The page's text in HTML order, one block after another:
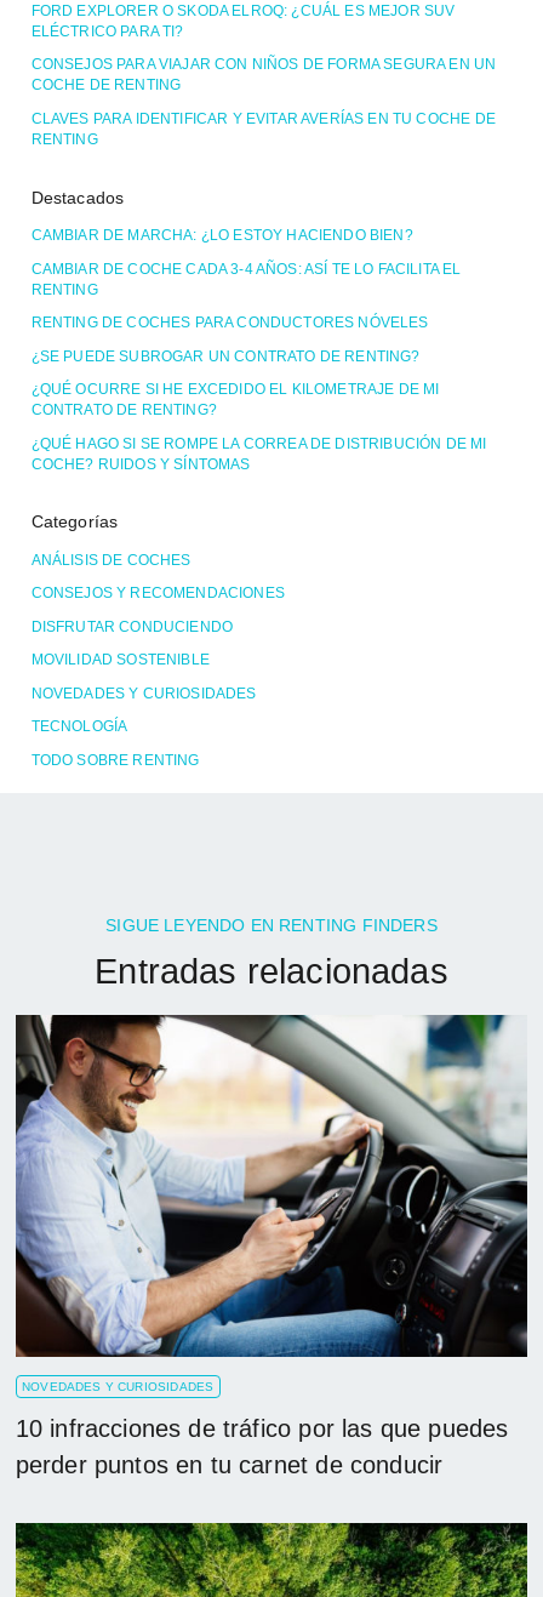
FORD EXPLORER O SKODA ELROQ: ¿CUÁL ES MEJOR SUV
ELÉCTRICO PARA TI?
CONSEJOS PARA VIAJAR CON NIÑOS DE FORMA SEGURA EN UN
COCHE DE RENTING
CLAVES PARA IDENTIFICAR Y EVITAR AVERÍAS EN TU COCHE DE
RENTING
Destacados
CAMBIAR DE MARCHA: ¿LO ESTOY HACIENDO BIEN?
CAMBIAR DE COCHE CADA 3-4 AÑOS: ASÍ TE LO FACILITA EL
RENTING
RENTING DE COCHES PARA CONDUCTORES NÓVELES
¿SE PUEDE SUBROGAR UN CONTRATO DE RENTING?
¿QUÉ OCURRE SI HE EXCEDIDO EL KILOMETRAJE DE MI
CONTRATO DE RENTING?
¿QUÉ HAGO SI SE ROMPE LA CORREA DE DISTRIBUCIÓN DE MI
COCHE? RUIDOS Y SÍNTOMAS
Categorías
ANÁLISIS DE COCHES
CONSEJOS Y RECOMENDACIONES
DISFRUTAR CONDUCIENDO
MOVILIDAD SOSTENIBLE
NOVEDADES Y CURIOSIDADES
TECNOLOGÍA
TODO SOBRE RENTING
SIGUE LEYENDO EN RENTING FINDERS
Entradas relacionadas
NOVEDADES Y CURIOSIDADES
10 infracciones de tráfico por las que puedes
perder puntos en tu carnet de conducir